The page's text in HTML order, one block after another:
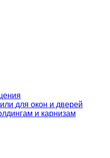
для окон и дверей
и карнизам